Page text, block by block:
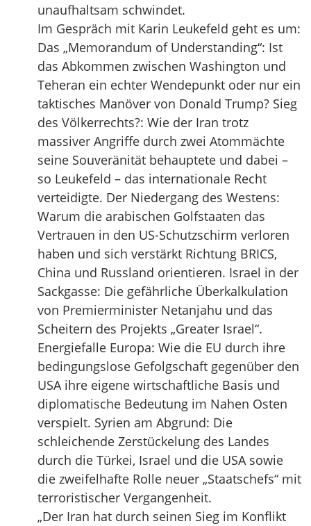
unaufhaltsam schwindet.
Im Gespräch mit Karin Leukefeld geht es um:
Das „Memorandum of Understanding“: Ist
das Abkommen zwischen Washington und
Teheran ein echter Wendepunkt oder nur ein
taktisches Manöver von Donald Trump? Sieg
des Völkerrechts?: Wie der Iran trotz
massiver Angriffe durch zwei Atommächte
seine Souveränität behauptete und dabei –
so Leukefeld – das internationale Recht
verteidigte. Der Niedergang des Westens:
Warum die arabischen Golfstaaten das
Vertrauen in den US-Schutzschirm verloren
haben und sich verstärkt Richtung BRICS,
China und Russland orientieren. Israel in der
Sackgasse: Die gefährliche Überkalkulation
von Premierminister Netanjahu und das
Scheitern des Projekts „Greater Israel“.
Energiefalle Europa: Wie die EU durch ihre
bedingungslose Gefolgschaft gegenüber den
USA ihre eigene wirtschaftliche Basis und
diplomatische Bedeutung im Nahen Osten
verspielt. Syrien am Abgrund: Die
schleichende Zerstückelung des Landes
durch die Türkei, Israel und die USA sowie
die zweifelhafte Rolle neuer „Staatschefs“ mit
terroristischer Vergangenheit.
„Der Iran hat durch seinen Sieg im Konflikt